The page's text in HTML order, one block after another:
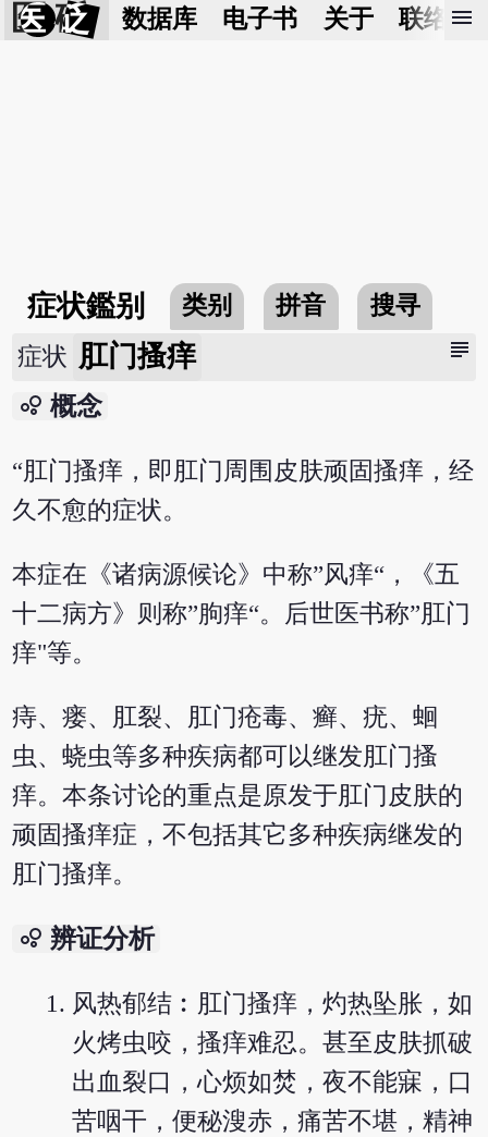
医 砭 数据库 电子书 关于 联络我
menu
症状鑑别 类别 拼音 搜寻
subject
症状 肛门搔痒
bubble_chart 概念
“肛门搔痒，即肛门周围皮肤顽固搔痒，经
久不愈的症状。
本症在《诸病源候论》中称”风痒“，《五
十二病方》则称”朐痒“。后世医书称”肛门
痒"等。
痔、瘘、肛裂、肛门疮毒、癣、疣、蛔
虫、蛲虫等多种疾病都可以继发肛门搔
痒。本条讨论的重点是原发于肛门皮肤的
顽固搔痒症，不包括其它多种疾病继发的
肛门搔痒。
bubble_chart 辨证分析
风热郁结︰肛门搔痒，灼热坠胀，如
火烤虫咬，搔痒难忍。甚至皮肤抓破
出血裂口，心烦如焚，夜不能寐，口
苦咽干，便秘溲赤，痛苦不堪，精神